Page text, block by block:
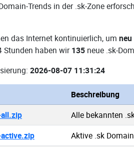
Trends in der .sk-Zone
das Internet kontinuierlich, um
Stunden haben wir 135 neue .sk-
2026-08-07 11:31:24
Beschreibung
Alle bekannten
Aktive .sk